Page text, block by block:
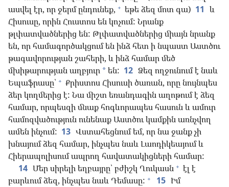
ասվել էր, որ ջերմ ընդունեք, + եթե ձեզ մոտ գա) 11 և
Հիսուսը, որին Հուստոս են կոչում: Նրանք
թլփատվածներից են: Թլփատվածներից միայն նրանք
են, որ համագործակցում են ինձ հետ ի նպաստ Աստծու
թագավորության շահերի, և ինձ համար մեծ
մխիթարության աղբյուր *են: 12 Ձեզ ողջունում է նաև
Եպաֆրասը՝ + Քրիստոս Հիսուսի ծառան, որը նույնպես
ձեր կողմերից է: Նա միշտ եռանդագին աղոթում է ձեզ
համար, որպեսզի մնաք հոգևորապես հասուն և ամուր
համոզվածություն ունենաք Աստծու կամքին առնչվող
ամեն ինչում: 13 Վստահեցնում եմ, որ նա ջանք չի
խնայում ձեզ համար, ինչպես նաև Լաոդիկեայում և
Հիերապոլիսում ապրող հավատակիցների համար:
14 Մեր սիրելի եղբայրը՝ բժիշկ Ղուկասն + էլ է
բարևում ձեզ, ինչպես նաև Դեմասը: + 15 Իմ